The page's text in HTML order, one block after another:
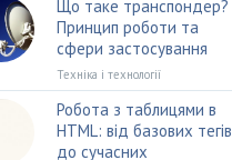
Що таке транспондер?
Принцип роботи та
сфери застосування
Техніка і технології
Робота з таблицями в
HTML: від базових тегів
до сучасних